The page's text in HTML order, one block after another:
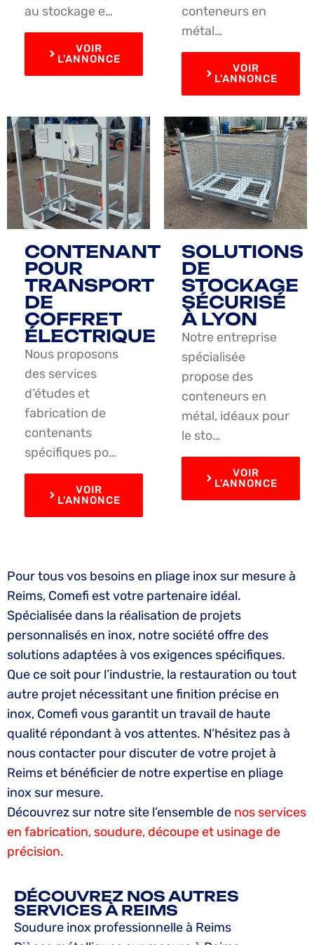
au stockage e…
VOIR
L'ANNONCE
conteneurs en
métal…
VOIR
L'ANNONCE
CONTENANT
POUR
TRANSPORT
DE
COFFRET
ÉLECTRIQUE
Nous proposons
des services
d’études et
fabrication de
contenants
spécifiques po…
VOIR
L'ANNONCE
SOLUTIONS
DE
STOCKAGE
SÉCURISÉ
À LYON
Notre entreprise
spécialisée
propose des
conteneurs en
métal, idéaux pour
le sto…
VOIR
L'ANNONCE
Pour tous vos besoins en pliage inox sur mesure à
Reims, Comefi est votre partenaire idéal.
Spécialisée dans la réalisation de projets
personnalisés en inox, notre société offre des
solutions adaptées à vos exigences spécifiques.
Que ce soit pour l’industrie, la restauration ou tout
autre projet nécessitant une finition précise en
inox, Comefi vous garantit un travail de haute
qualité répondant à vos attentes. N’hésitez pas à
nous contacter pour discuter de votre projet à
Reims et bénéficier de notre expertise en pliage
inox sur mesure.
Découvrez sur notre site l’ensemble de nos services
en fabrication, soudure, découpe et usinage de
précision.
DÉCOUVREZ NOS AUTRES
SERVICES À REIMS
Soudure inox professionnelle à Reims